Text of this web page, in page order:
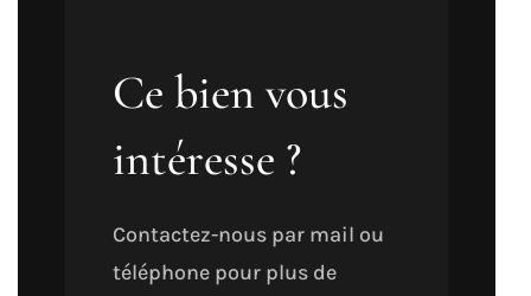
Ce bien vous
intéresse ?
Contactez-nous par mail ou
téléphone pour plus de